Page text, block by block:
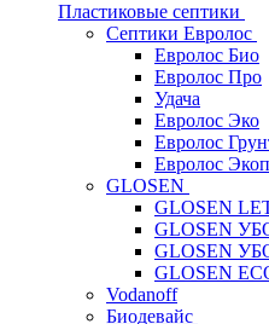
Пластиковые септики
Септики Евролос
Евролос Био
Евролос Про
Удача
Евролос Эко
Евролос
Евролос
GLOSEN
GLOSEN
GLOSEN
GLOSEN
GLOSEN
Vodanoff
Биодевайс